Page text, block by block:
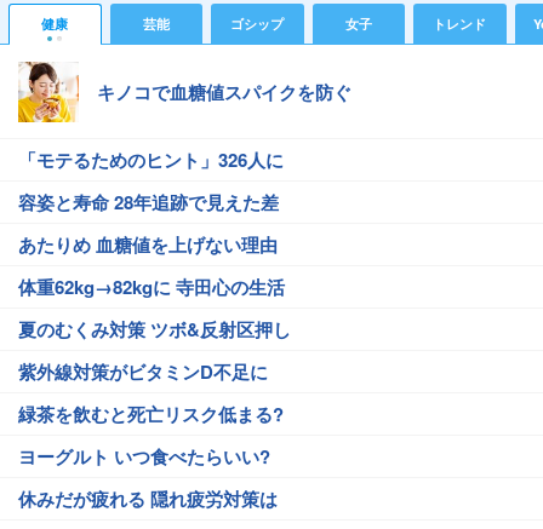
健康 芸能 ゴシップ 女子 トレンド
キノコで血糖値スパイクを防ぐ
「モテるためのヒント」326人に
容姿と寿命 28年追跡で見えた差
あたりめ 血糖値を上げない理由
体重62kg→82kgに 寺田心の生活
夏のむくみ対策 ツボ&反射区押し
紫外線対策がビタミンD不足に
緑茶を飲むと死亡リスク低まる?
ヨーグルト いつ食べたらいい?
休みだが疲れる 隠れ疲労対策は